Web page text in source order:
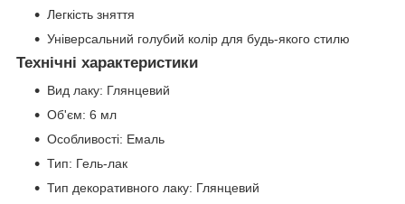
Легкість зняття
Універсальний голубий колір для будь-якого стилю
Технічні характеристики
Вид лаку: Глянцевий
Об'єм: 6 мл
Особливості: Емаль
Тип: Гель-лак
Тип декоративного лаку: Глянцевий